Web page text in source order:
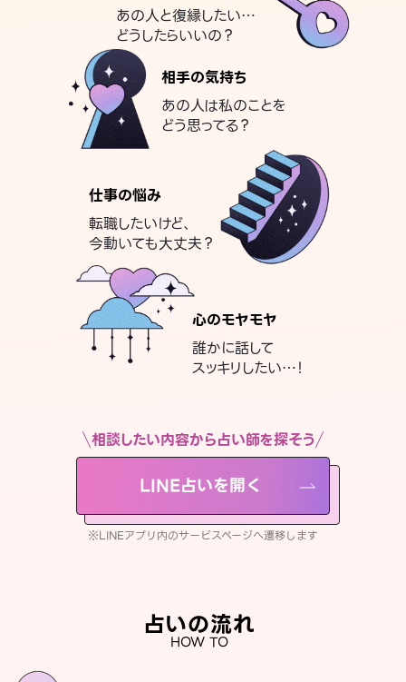
あの人と復縁したい…
どうしたらいいの？
相手の気持ち
あの人は私のことを
どう思ってる？
仕事の悩み
転職したいけど、
今動いても大丈夫？
心のモヤモヤ
誰かに話して
スッキリしたい…！
相談したい内容から占い師を探そう
LINE占いを開く
※LINEアプリ内のサービスページへ遷移します
占いの流れ
HOW TO